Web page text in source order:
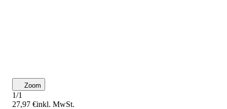
Zoom
1/1
27,97 €inkl. MwSt.